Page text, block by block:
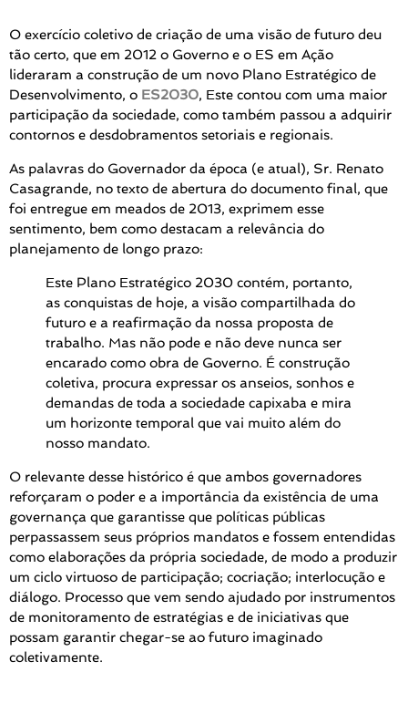
O exercício coletivo de criação de uma visão de futuro deu
tão certo, que em 2012 o Governo e o ES em Ação
lideraram a construção de um novo Plano Estratégico de
Desenvolvimento, o ES2030, Este contou com uma maior
participação da sociedade, como também passou a adquirir
contornos e desdobramentos setoriais e regionais.
As palavras do Governador da época (e atual), Sr. Renato
Casagrande, no texto de abertura do documento final, que
foi entregue em meados de 2013, exprimem esse
sentimento, bem como destacam a relevância do
planejamento de longo prazo:
Este Plano Estratégico 2030 contém, portanto,
as conquistas de hoje, a visão compartilhada do
futuro e a reafirmação da nossa proposta de
trabalho. Mas não pode e não deve nunca ser
encarado como obra de Governo. É construção
coletiva, procura expressar os anseios, sonhos e
demandas de toda a sociedade capixaba e mira
um horizonte temporal que vai muito além do
nosso mandato.
O relevante desse histórico é que ambos governadores
reforçaram o poder e a importância da existência de uma
governança que garantisse que políticas públicas
perpassassem seus próprios mandatos e fossem entendidas
como elaborações da própria sociedade, de modo a produzir
um ciclo virtuoso de participação; cocriação; interlocução e
diálogo. Processo que vem sendo ajudado por instrumentos
de monitoramento de estratégias e de iniciativas que
possam garantir chegar-se ao futuro imaginado
coletivamente.